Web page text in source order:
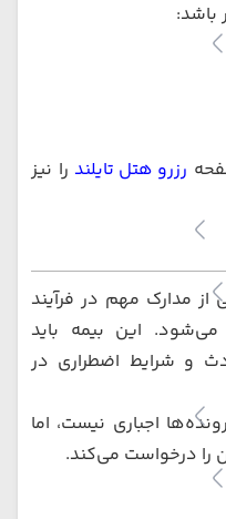
باشد:
رزرو هتل تایلندرا نیز
مدارک مهم در فرآیند
این بیمه باید
و شرایط اضطراری در
اجباری نیست، اما
را درخواست می‌کند.